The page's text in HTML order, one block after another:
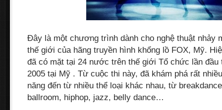
Đây là một chương trình dành cho nghệ thuật nhảy
thế giới của hãng truyền hình khổng lồ FOX, Mỹ.
đã có mặt tại 24 nước trên thế giới Tổ chức lần đầu
2005 tại Mỹ . Từ cuộc thi này, đã khám phá rất
năng đến từ nhiều thể loại khác nhau, từ
ballroom, hiphop, jazz, belly dance…